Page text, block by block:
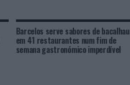
Barcelos serve sabores de bacalhau
em 41 restaurantes num fim de
semana gastronómico imperdível